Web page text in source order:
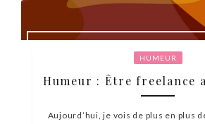
HUMEUR
Humeur : Être freelance
Aujourd’hui, je vois de plus en plus